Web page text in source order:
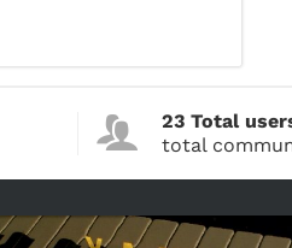
23 Total
total